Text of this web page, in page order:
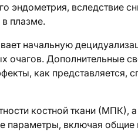
эндометрия, вследствие
плазме.
начальную
Дополнительные
как представляется,
костной ткани (МПК),
параметры, включая общие